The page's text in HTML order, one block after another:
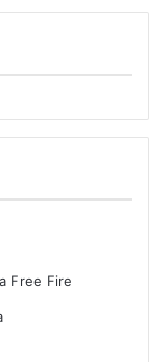
Free Fire